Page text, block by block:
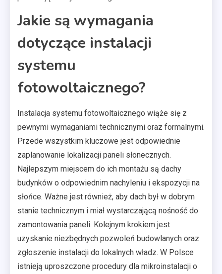
Jakie są wymagania
dotyczące instalacji
systemu
fotowoltaicznego?
Instalacja systemu fotowoltaicznego wiąże się z
pewnymi wymaganiami technicznymi oraz formalnymi.
Przede wszystkim kluczowe jest odpowiednie
zaplanowanie lokalizacji paneli słonecznych.
Najlepszym miejscem do ich montażu są dachy
budynków o odpowiednim nachyleniu i ekspozycji na
słońce. Ważne jest również, aby dach był w dobrym
stanie technicznym i miał wystarczającą nośność do
zamontowania paneli. Kolejnym krokiem jest
uzyskanie niezbędnych pozwoleń budowlanych oraz
zgłoszenie instalacji do lokalnych władz. W Polsce
istnieją uproszczone procedury dla mikroinstalacji o